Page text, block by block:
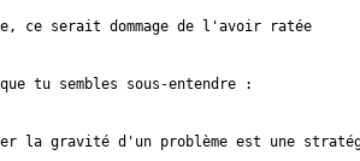
ce serait dommage de l'avoir ratée
la gravité d'un problème est une